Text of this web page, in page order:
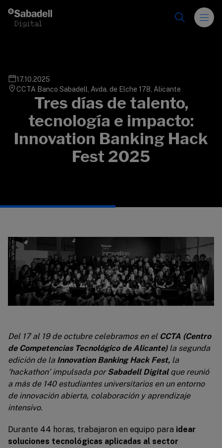
17.10.2025
CCTA Banco Sabadell, Avda. de Elche 178, Alicante
Tres días de talento,
tecnología e impacto:
Innovation Banking Hack
Fest 2025
Del 17 al 19 de octubre celebramos en el CCTA (Centro
de Competencias Tecnológico de Alicante) la segunda
edición de la Innovation Banking Hack Fest, la
‘hackathon’ impulsada porSabadell Digitalque reunió
a más de 140 estudiantes universitarios en un entorno
de innovación abierta, colaboración y aprendizaje
intensivo.
Durante 44 horas, trabajaron en equipo para idear
soluciones tecnológicas aplicadas al sector